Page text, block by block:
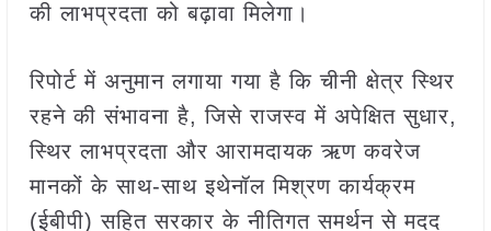
की लाभप्रदता को बढ़ावा मिलेगा।
रिपोर्ट में अनुमान लगाया गया है कि चीनी क्षेत्र स्थिर
रहने की संभावना है, जिसे राजस्व में अपेक्षित सुधार,
स्थिर लाभप्रदता और आरामदायक ऋण कवरेज
मानकों के साथ-साथ इथेनॉल मिश्रण कार्यक्रम
(ईबीपी) सहित सरकार के नीतिगत समर्थन से मदद